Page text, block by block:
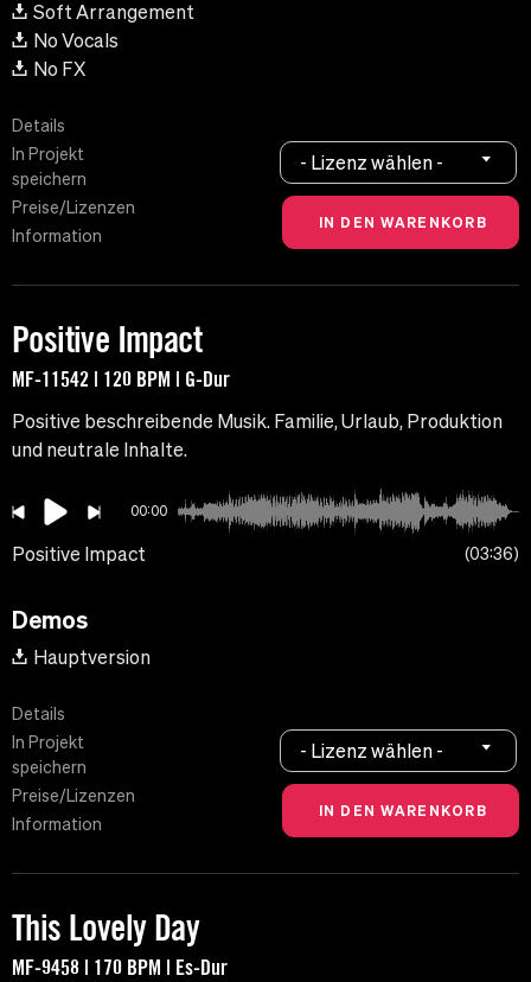
Soft Arrangement
No Vocals
No FX
Details
In Projekt
speichern
Preise/Lizenzen
Information
- Lizenz wählen -
Positive Impact
MF-11542 | 120 BPM | G-Dur
Positive beschreibende Musik. Familie, Urlaub, Produktion
und neutrale Inhalte.
00:00
Positive Impact 03:36
Demos
Hauptversion
Details
In Projekt
speichern
Preise/Lizenzen
Information
- Lizenz wählen -
This Lovely Day
MF-9458 | 170 BPM | Es-Dur